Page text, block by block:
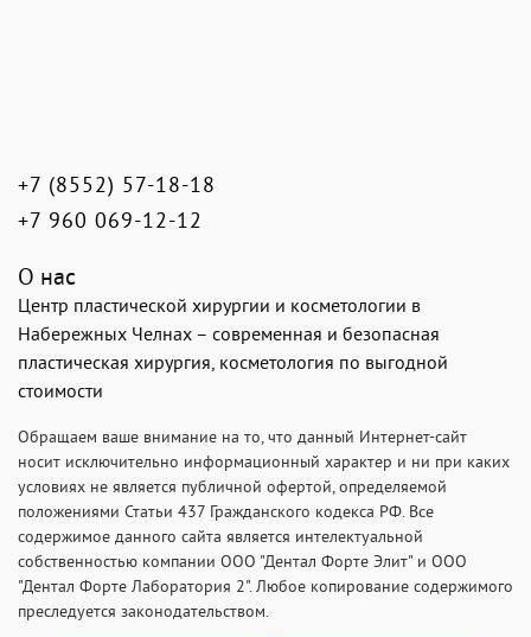
+7 (8552) 57-18-18
+7 960 069-12-12
О нас
Центр пластической хирургии и косметологии в
Набережных Челнах – современная и безопасная
пластическая хирургия, косметология по выгодной
стоимости
Обращаем ваше внимание на то, что данный Интернет-сайт
носит исключительно информационный характер и ни при каких
условиях не является публичной офертой, определяемой
положениями Статьи 437 Гражданского кодекса РФ. Все
содержимое данного сайта является интелектуальной
собственностью компании ООО "Дентал Форте Элит" и ООО
"Дентал Форте Лаборатория 2". Любое копирование содержимого
преследуется законодательством.